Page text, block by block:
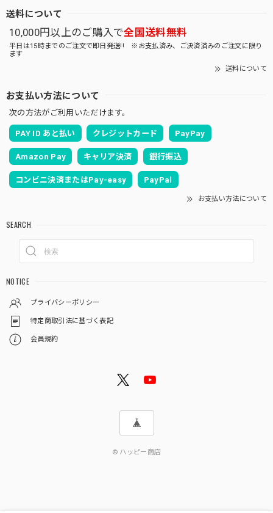
送料について
10,000円以上のご購入で全国送料無料
平日は15時までのご注文で即日発送!! ※お支払済み、ご決済済みのご注文に限り
ます
送料について
お支払い方法について
次の方法がご利用いただけます。
PAY ID あと払い クレジットカード PayPay
Amazon Pay キャリア決済 銀行振込
コンビニ決済またはPay-easy PayPal
お支払い方法について
SEARCH
NOTICE
プライバシーポリシー
特定商取引法に基づく表記
会員規約
© ハッピー商店